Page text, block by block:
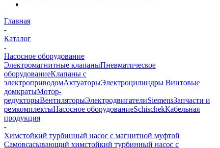
Главная
-
Каталог
-
Насосное оборудование
Электромагнитные клапаныПневматическое
оборудованиеКлапаны с
электроприводомАктуаторыЭлектроцилиндры Винтовые
домкратыМотор-
редукторыВентиляторыЭлектродвигателиSiemensЗапчасти и
ремкомплектыНасосное оборудованиеSchischekКабельная
продукция
-
Химстойкий турбинный насос с магнитной муфтой
Самовсасывающий химстойкий турбинный насос с